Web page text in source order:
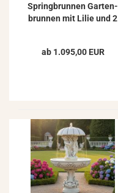
Spring­brun­nen Gar­ten­
brun­nen mit Lilie und 2
ab 1.095,00 EUR